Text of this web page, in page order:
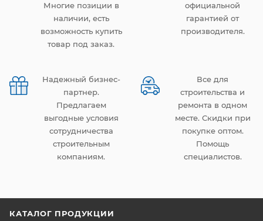
Многие позиции в
наличии, есть
возможность купить
товар под заказ.
официальной
гарантией от
производителя.
Надежный бизнес-
партнер.
Предлагаем
выгодные условия
сотрудничества
строительным
компаниям.
Все для
строительства и
ремонта в одном
месте. Скидки при
покупке оптом.
Помощь
специалистов.
КАТАЛОГ ПРОДУКЦИИ